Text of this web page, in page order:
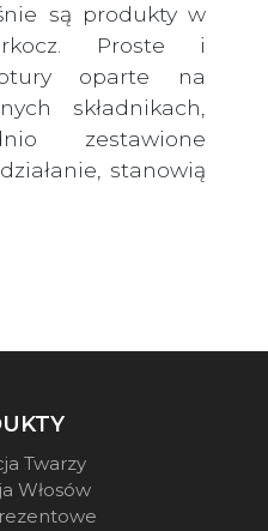
są produkty w
Proste i
oparte na
składnikach,
zestawione
stanowią
Twarzy
Włosów